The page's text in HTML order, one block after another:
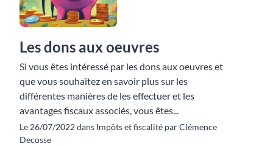
Les dons aux oeuvres
Si vous êtes intéressé par les dons aux oeuvres et
que vous souhaitez en savoir plus sur les
différentes manières de les effectuer et les
avantages fiscaux associés, vous êtes...
Le 26/07/2022 dans Impôts et fiscalité par Clémence
Decosse